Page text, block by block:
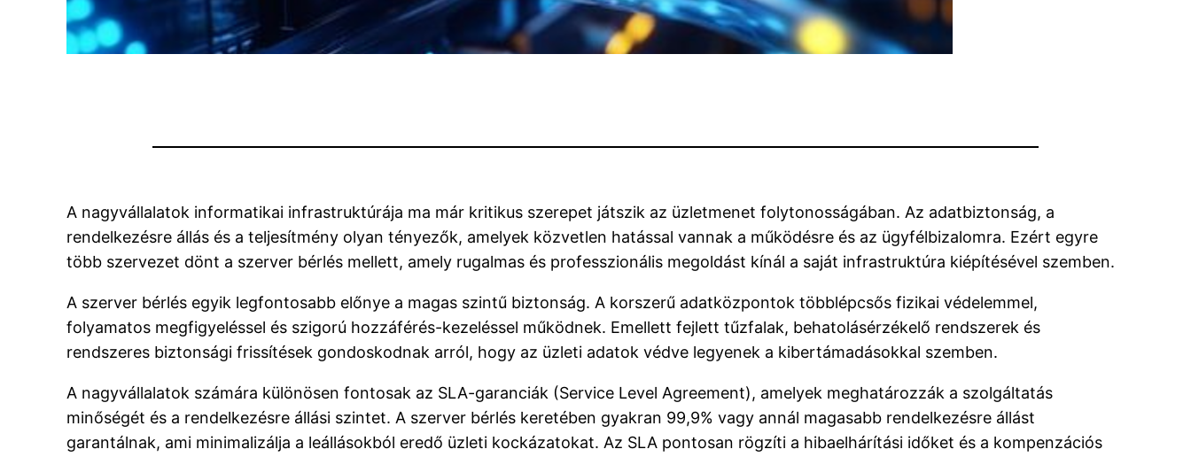
A nagyvállalatok informatikai infrastruktúrája ma már kritikus szerepet játszik az üzletmenet folytonosságában. Az adatbiztonság, a
rendelkezésre állás és a teljesítmény olyan tényezők, amelyek közvetlen hatással vannak a működésre és az ügyfélbizalomra. Ezért egyre
több szervezet dönt a szerver bérlés mellett, amely rugalmas és professzionális megoldást kínál a saját infrastruktúra kiépítésével szemben.
A szerver bérlés egyik legfontosabb előnye a magas szintű biztonság. A korszerű adatközpontok többlépcsős fizikai védelemmel,
folyamatos megfigyeléssel és szigorú hozzáférés-kezeléssel működnek. Emellett fejlett tűzfalak, behatolásérzékelő rendszerek és
rendszeres biztonsági frissítések gondoskodnak arról, hogy az üzleti adatok védve legyenek a kibertámadásokkal szemben.
A nagyvállalatok számára különösen fontosak az SLA-garanciák (Service Level Agreement), amelyek meghatározzák a szolgáltatás
minőségét és a rendelkezésre állási szintet. A szerver bérlés keretében gyakran 99,9% vagy annál magasabb rendelkezésre állást
garantálnak, ami minimalizálja a leállásokból eredő üzleti kockázatokat. Az SLA pontosan rögzíti a hibaelhárítási időket és a kompenzációs